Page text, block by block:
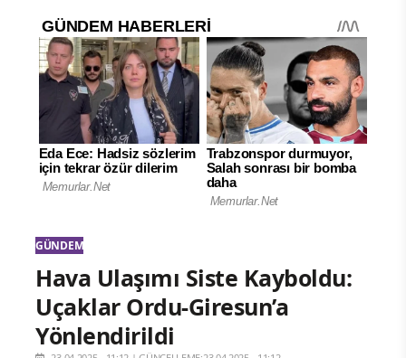
GÜNDEM
Hava Ulaşımı Siste Kayboldu:
Uçaklar Ordu-Giresun’a
Yönlendirildi